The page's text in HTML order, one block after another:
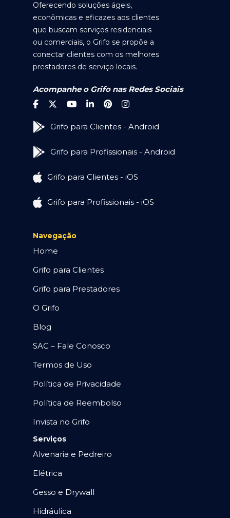
Oferecendo soluções ágeis,
econômicas e eficazes aos clientes
que buscam serviços residenciais
ou comerciais, o Grifo se propõe a
conectar clientes com os melhores
prestadores de serviço locais.
Acompanhe o Grifo nas Redes Sociais
Grifo para Clientes - Android
Grifo para Profissionais - Android
Grifo para Clientes - iOS
Grifo para Profissionais - iOS
Navegação
Home
Grifo para Clientes
Grifo para Prestadores
O Grifo
Blog
SAC – Fale Conosco
Termos de Uso
Política de Privacidade
Política de Reembolso
Invista no Grifo
Serviços
Alvenaria e Pedreiro
Elétrica
Gesso e Drywall
Hidráulica